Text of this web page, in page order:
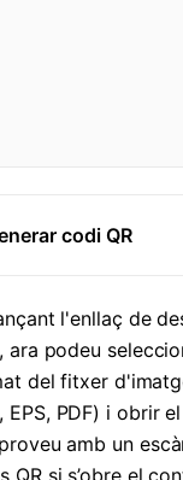
codi QR
l'enllaç de
ara podeu
del fitxer
EPS, PDF) i obrir
amb un
QR si s’obre el